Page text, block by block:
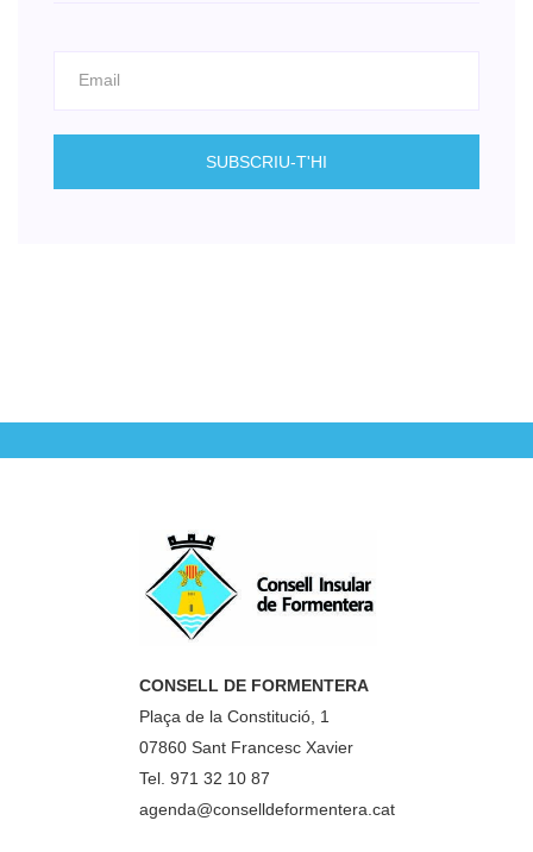
CONSELL DE FORMENTERA
Plaça de la Constitució, 1
07860 Sant Francesc Xavier
Tel. 971 32 10 87
agenda@conselldeformentera.cat